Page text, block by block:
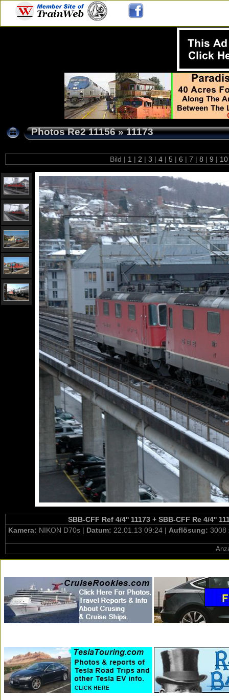
Photos Re2 11156»11173
Bild | 1 | 2 | 3 | 4 | 5 | 6 | 7 | 8 | 9 |
SBB-CFF Ref 4/4'' 11173 + SBB-CFF Re 4/4''
Kamera: NIKON D70s | Datum: 22.01.13 09:24 | Auflösung: 3008